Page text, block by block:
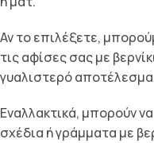
Αν το επιλέξετε,
τις αφίσες σας με
γυαλιστερό
Εναλλακτικά, μπορούν
σχέδια ή γράμματα με